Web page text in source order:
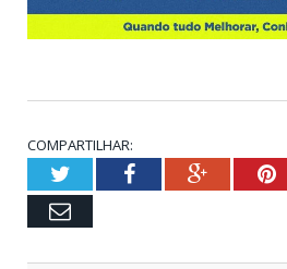
COMPARTILHAR:
TwitterFacebookGoogle+
Email